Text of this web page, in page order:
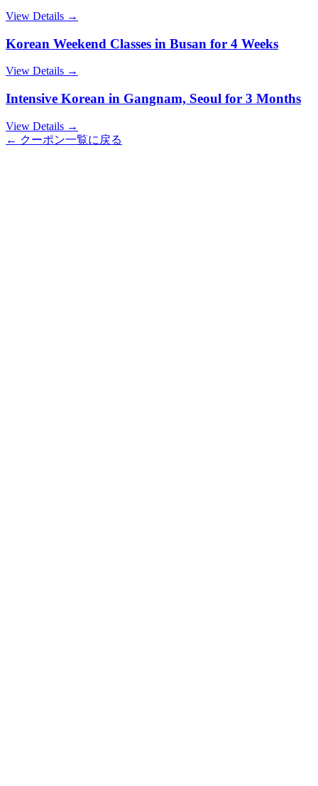
View Details →
Korean Weekend Classes in Busan for 4 Weeks
View Details →
Intensive Korean in Gangnam, Seoul for 3 Months
View Details →
← クーポン一覧に戻る